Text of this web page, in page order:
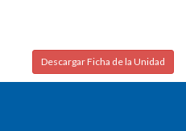
Descargar Ficha de la Unidad